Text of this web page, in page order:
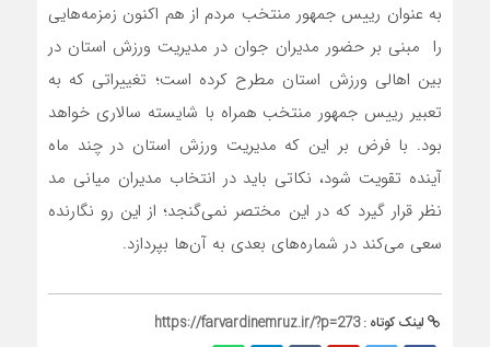
به عنوان رییس جمهور منتخب مردم از هم اکنون زمزمه‌هایی
را مبنی بر حضور مدیران جوان در مدیریت ورزش استان در
بین اهالی ورزش استان مطرح کرده است؛ تغییراتی که به
تعبیر رییس جمهور منتخب همراه با شایسته سالاری خواهد
بود. با فرض بر این که مدیریت ورزش استان در چند ماه
آینده تقویت شود، نکاتی باید در انتخاب مدیران میانی مد
نظر قرار گیرد که در این مختصر نمی‌گنجد؛ از این رو نگارنده
سعی می‌کند در شماره‌های بعدی به آن‌ها بپردازد.
لینک کوتاه :https://farvardinemruz.ir/?p=273